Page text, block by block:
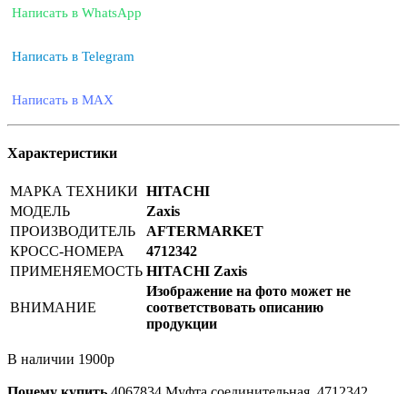
Написать в WhatsApp
Написать в Telegram
Написать в MAX
Характеристики
МАРКА ТЕХНИКИ HITACHI
МОДЕЛЬ
Zaxis
ПРОИЗВОДИТЕЛЬ
AFTERMARKET
КРОСС-НОМЕРА
4712342
ПРИМЕНЯЕМОСТЬ HITACHI Zaxis
ВНИМАНИЕ
Изображение на фото может не
соответствовать описанию
продукции
В наличии 1900р